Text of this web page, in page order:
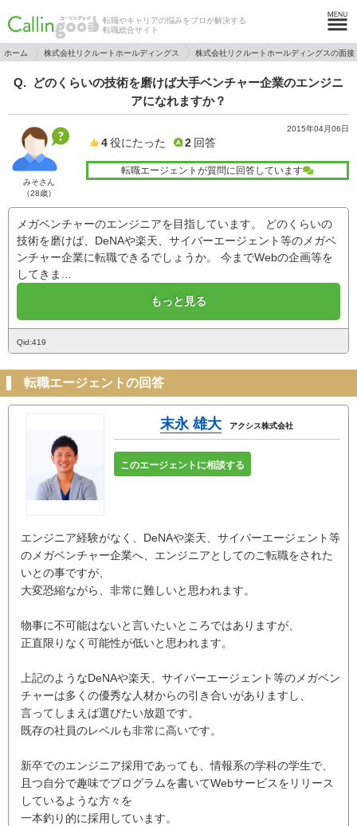
転職やキャリアの悩みをプロが解決する
転職総合サイト
ホーム 株式会社リクルートホールディングス 株式会社リクルートホールディングスの面
どのくらいの技術を磨けば大手ベンチャー企業のエンジニ
アになれますか？
みそさん
（28歳）
2015年04月06日
4 役にたった 2 回答
転職エージェントが質問に回答しています
メガベンチャーのエンジニアを目指しています。 どのくらいの
技術を磨けば、DeNAや楽天、サイバーエージェント等のメガベ
ンチャー企業に転職できるでしょうか。 今までWebの企画等を
してきま...
もっと見る
Qid:419
転職エージェントの回答
末永 雄大 アクシス株式会社
このエージェントに相談する
エンジニア経験がなく、DeNAや楽天、サイバーエージェント等
のメガベンチャー企業へ、エンジニアとしてのご転職をされた
いとの事ですが、
大変恐縮ながら、非常に難しいと思われます。
物事に不可能はないと言いたいところではありますが、
正直限りなく可能性が低いと思われます。
上記のようなDeNAや楽天、サイバーエージェント等のメガベン
チャーは多くの優秀な人材からの引き合いがありますし、
言ってしまえば選びたい放題です。
既存の社員のレベルも非常に高いです。
新卒でのエンジニア採用であっても、情報系の学科の学生で、
且つ自分で趣味でプログラムを書いてWebサービスをリリース
しているような方々を
一本釣り的に採用しています。